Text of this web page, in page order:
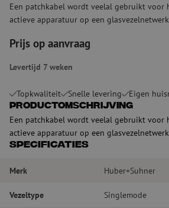
Een patchkabel wordt veelal gebruikt voor
actieve apparatuur op een
Prijs op aanvraag
Levertijd 7 weken
Topkwaliteit Snelle levering Eigen
Productomschrijving
Een patchkabel wordt veelal gebruikt voor
actieve apparatuur op een
Specificaties
Merk Huber+Suhner
Vezeltype Singlemode